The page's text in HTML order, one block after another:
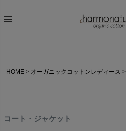
HOME オーガニックコットンレディース
コート・ジャケット